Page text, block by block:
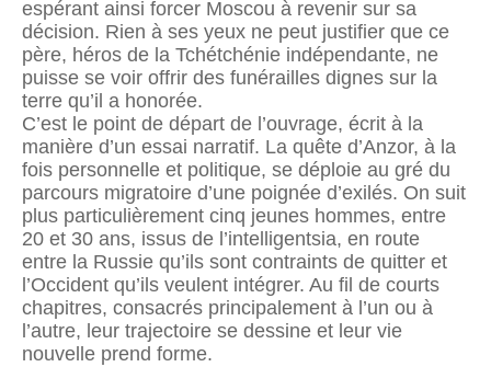
espérant ainsi forcer Moscou à revenir sur sa
décision. Rien à ses yeux ne peut justifier que ce
père, héros de la Tchétchénie indépendante, ne
puisse se voir offrir des funérailles dignes sur la
terre qu’il a honorée.
C’est le point de départ de l’ouvrage, écrit à la
manière d’un essai narratif. La quête d’Anzor, à la
fois personnelle et politique, se déploie au gré du
parcours migratoire d’une poignée d’exilés. On suit
plus particulièrement cinq jeunes hommes, entre
20 et 30 ans, issus de l’intelligentsia, en route
entre la Russie qu’ils sont contraints de quitter et
l’Occident qu’ils veulent intégrer. Au fil de courts
chapitres, consacrés principalement à l’un ou à
l’autre, leur trajectoire se dessine et leur vie
nouvelle prend forme.